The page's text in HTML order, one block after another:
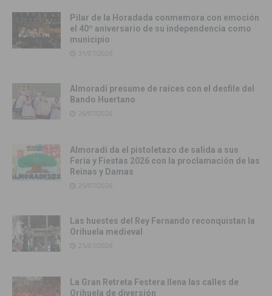
Pilar de la Horadada conmemora con emoción
el 40º aniversario de su independencia como
municipio
31/07/2026
Almoradí presume de raíces con el desfile del
Bando Huertano
26/07/2026
Almoradí da el pistoletazo de salida a sus
Feria y Fiestas 2026 con la proclamación de las
Reinas y Damas
25/07/2026
Las huestes del Rey Fernando reconquistan la
Orihuela medieval
25/07/2026
La Gran Retreta Festera llena las calles de
Orihuela de diversión